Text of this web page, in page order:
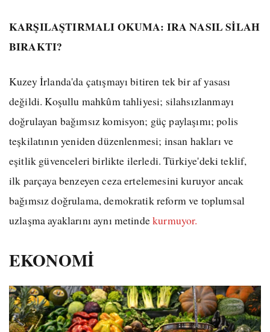
KARŞILAŞTIRMALI OKUMA: IRA NASIL SİLAH
BIRAKTI?
Kuzey İrlanda'da çatışmayı bitiren tek bir af yasası
değildi. Koşullu mahkûm tahliyesi; silahsızlanmayı
doğrulayan bağımsız komisyon; güç paylaşımı; polis
teşkilatının yeniden düzenlenmesi; insan hakları ve
eşitlik güvenceleri birlikte ilerledi. Türkiye'deki teklif,
ilk parçaya benzeyen ceza ertelemesini kuruyor ancak
bağımsız doğrulama, demokratik reform ve toplumsal
uzlaşma ayaklarını aynı metindekurmuyor.
EKONOMİ